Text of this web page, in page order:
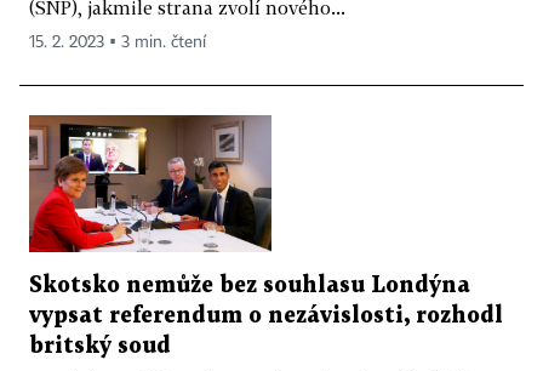
(SNP), jakmile strana zvolí nového...
15. 2. 2023 ▪ 3 min. čtení
Skotsko nemůže bez souhlasu Londýna
vypsat referendum o nezávislosti, rozhodl
britský soud